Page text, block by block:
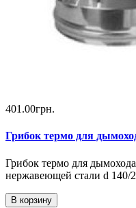
401.00грн.
Грибок термо для
Грибок термо для
нержавеющей стали d 140/
В корзину